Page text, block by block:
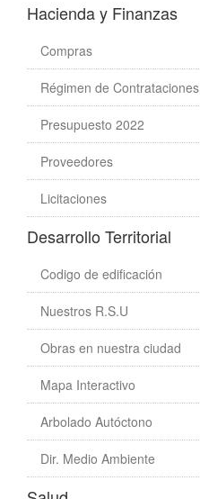
Hacienda y Finanzas
Compras
Régimen de Contrataciones
Presupuesto 2022
Proveedores
Licitaciones
Desarrollo Territorial
Codigo de edificación
Nuestros R.S.U
Obras en nuestra ciudad
Mapa Interactivo
Arbolado Autóctono
Dir. Medio Ambiente